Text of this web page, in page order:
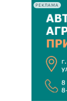
РЕКЛАМА